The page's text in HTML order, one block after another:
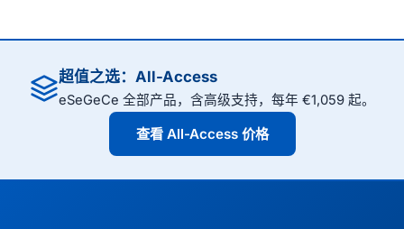
超值之选：All-Access
eSeGeCe 全部产品，含高级支持，每年 €1,059 起。
查看 All-Access 价格